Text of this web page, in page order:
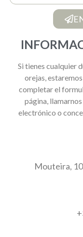
Si tienes cualquier
orejas,
completar el
página,
electrónico o
Mouteira,